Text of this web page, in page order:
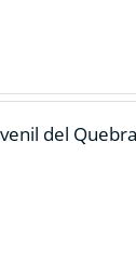
del